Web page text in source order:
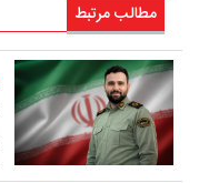
مطالب مرتبط